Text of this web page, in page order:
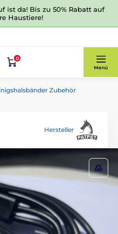
ist da! Bis zu 50% Rabatt auf
Haustiere!
0
Menü
Zubehör
Hersteller